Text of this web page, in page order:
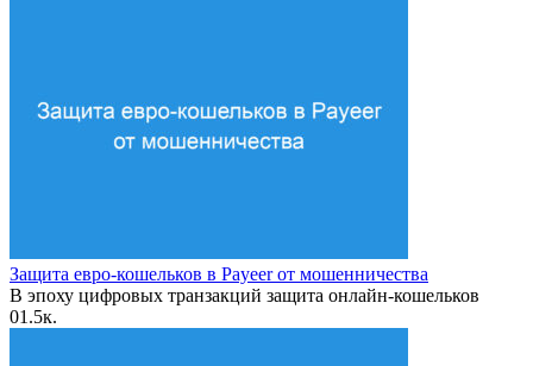
Защита евро-кошельков в Payeer от мошенничества
В эпоху цифровых транзакций защита онлайн-кошельков
01.5к.